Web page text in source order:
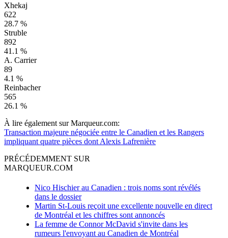
Xhekaj
622
28.7 %
Struble
892
41.1 %
A. Carrier
89
4.1 %
Reinbacher
565
26.1 %
À lire également sur Marqueur.com:
Transaction majeure négociée entre le Canadien et les Rangers
impliquant quatre pièces dont Alexis Lafrenière
PRÉCÉDEMMENT SUR
MARQUEUR.COM
Nico Hischier au Canadien : trois noms sont révélés
dans le dossier
Martin St-Louis reçoit une excellente nouvelle en direct
de Montréal et les chiffres sont annoncés
La femme de Connor McDavid s'invite dans les
rumeurs l'envoyant au Canadien de Montréal